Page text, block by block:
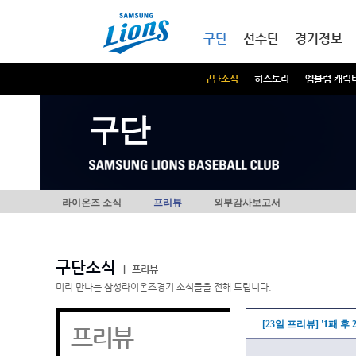
구단
구단소식 히스토리 엠블럼 캐릭
선수단 경기정보
구단
라이온즈 소식 프리뷰 외부감사보고서
구단소식
프리뷰
미리 만나는 삼성라이온즈경기 소식들을 전해 드립니다.
프리뷰 [23일 프리뷰] '1패 후